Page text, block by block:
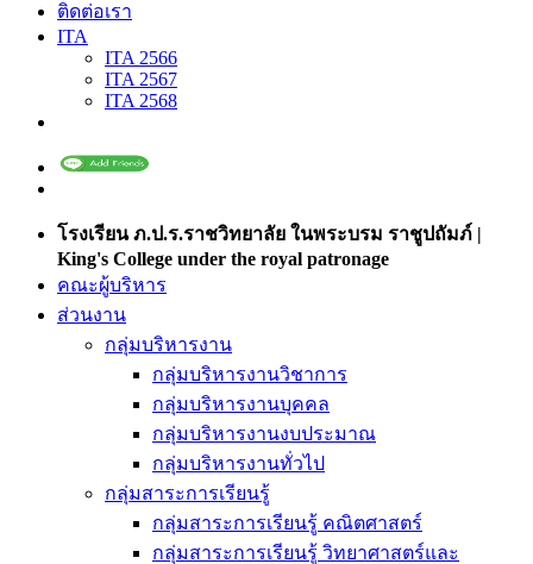
ติดต่อเรา
ITA
ITA 2566
ITA 2567
ITA 2568
โรงเรียน ภ.ป.ร.ราชวิทยาลัย ในพระบรม ราชูปถัมภ์ |
King's College under the royal patronage
คณะผู้บริหาร
ส่วนงาน
กลุ่มบริหารงาน
กลุ่มบริหารงานวิชาการ
กลุ่มบริหารงานบุคคล
กลุ่มบริหารงานงบประมาณ
กลุ่มบริหารงานทั่วไป
กลุ่มสาระการเรียนรู้
กลุ่มสาระการเรียนรู้ คณิตศาสตร์
กลุ่มสาระการเรียนรู้ วิทยาศาสตร์และ